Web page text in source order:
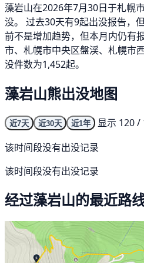
藻岩山在2026年7月30日于札幌
没。 过去30天有9起出没报告，
前不是增加趋势，但本月内仍有
市、札幌市中央区盤渓、札幌市
没件数为1,452起。
藻岩山熊出没地图
近7天 近30天 近1年
显示 120 /
该时间段没有出没记录
该时间段没有出没记录
经过藻岩山的最近路